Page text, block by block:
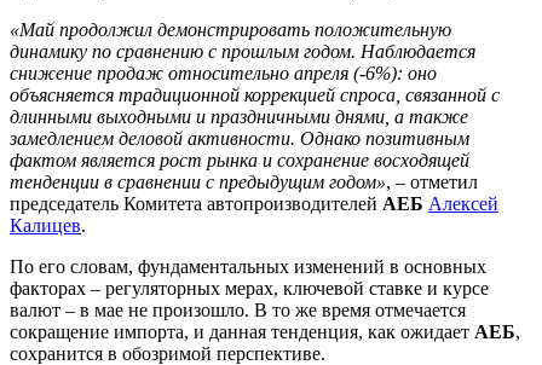
«Май продолжил демонстрировать положительную
динамику по сравнению с прошлым годом. Наблюдается
снижение продаж относительно апреля (-6%): оно
объясняется традиционной коррекцией спроса, связанной с
длинными выходными и праздничными днями, а также
замедлением деловой активности. Однако позитивным
фактом является рост рынка и сохранение восходящей
тенденции в сравнении с предыдущим годом», – отметил
председатель Комитета автопроизводителей АЕБ Алексей
Калицев.
По его словам, фундаментальных изменений в основных
факторах – регуляторных мерах, ключевой ставке и курсе
валют – в мае не произошло. В то же время отмечается
сокращение импорта, и данная тенденция, как ожидает АЕБ,
сохранится в обозримой перспективе.